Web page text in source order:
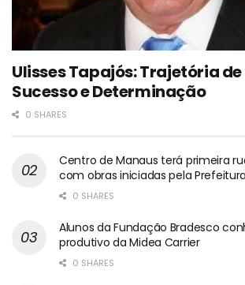
Ulisses Tapajós: Trajetória de
Sucesso e Determinação
0 SHARES
Centro de Manaus terá primeira
com obras iniciadas pela Prefeitura
0 SHARES
Alunos da Fundação Bradesco
produtivo da Midea Carrier
0 SHARES